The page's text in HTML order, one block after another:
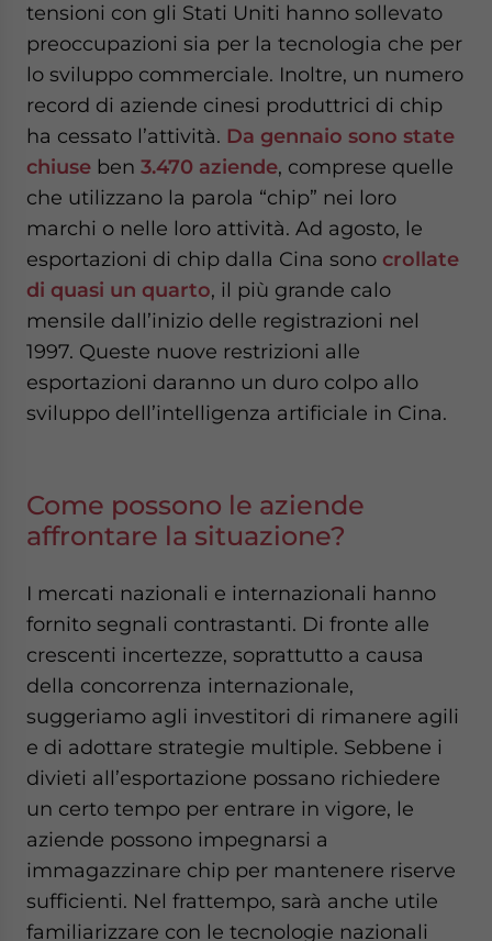
tensioni con gli Stati Uniti hanno sollevato
preoccupazioni sia per la tecnologia che per
lo sviluppo commerciale. Inoltre, un numero
record di aziende cinesi produttrici di chip
ha cessato l’attività. Da gennaio sono state
chiuse ben 3.470 aziende, comprese quelle
che utilizzano la parola “chip” nei loro
marchi o nelle loro attività. Ad agosto, le
esportazioni di chip dalla Cina sono crollate
di quasi un quarto, il più grande calo
mensile dall’inizio delle registrazioni nel
1997. Queste nuove restrizioni alle
esportazioni daranno un duro colpo allo
sviluppo dell’intelligenza artificiale in Cina.
Come possono le aziende
affrontare la situazione?
I mercati nazionali e internazionali hanno
fornito segnali contrastanti. Di fronte alle
crescenti incertezze, soprattutto a causa
della concorrenza internazionale,
suggeriamo agli investitori di rimanere agili
e di adottare strategie multiple. Sebbene i
divieti all’esportazione possano richiedere
un certo tempo per entrare in vigore, le
aziende possono impegnarsi a
immagazzinare chip per mantenere riserve
sufficienti. Nel frattempo, sarà anche utile
familiarizzare con le tecnologie nazionali